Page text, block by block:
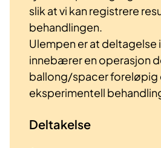
slik at vi kan registrere
behandlingen.
Ulempen er at deltagelse
innebærer en operasjon
ballong/spacer foreløpig
eksperimentell
Deltakelse